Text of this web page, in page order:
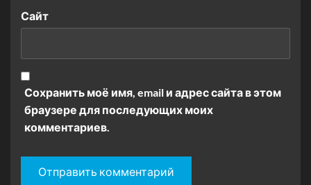
Сайт
Сохранить моё имя, email и адрес сайта в этом
браузере для последующих моих
комментариев.